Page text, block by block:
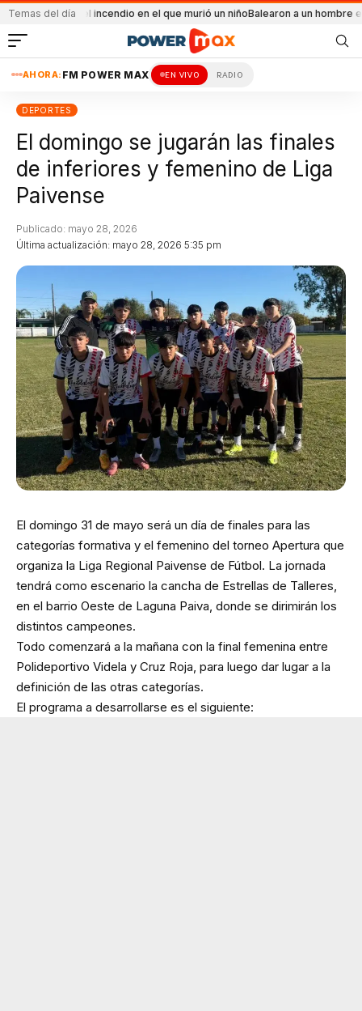
Temas del día
el incendio en el que murió un niñoBalearon a un hombre en un
AHORA: FM POWER MAX EN VIVO RADIO
DEPORTES
El domingo se jugarán las finales
de inferiores y femenino de Liga
Paivense
Última actualización: mayo 28, 2026 5:35 pm
Publicado: mayo 28, 2026
El domingo 31 de mayo será un día de finales para las
categorías formativa y el femenino del torneo Apertura que
organiza la Liga Regional Paivense de Fútbol. La jornada
tendrá como escenario la cancha de Estrellas de Talleres,
en el barrio Oeste de Laguna Paiva, donde se dirimirán los
distintos campeones.
Todo comenzará a la mañana con la final femenina entre
Polideportivo Videla y Cruz Roja, para luego dar lugar a la
definición de las otras categorías.
El programa a desarrollarse es el siguiente: